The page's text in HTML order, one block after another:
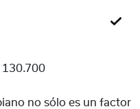
130.700
no sólo es un factor